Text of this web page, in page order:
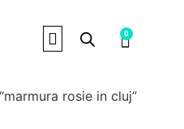
0
rosie in cluj”